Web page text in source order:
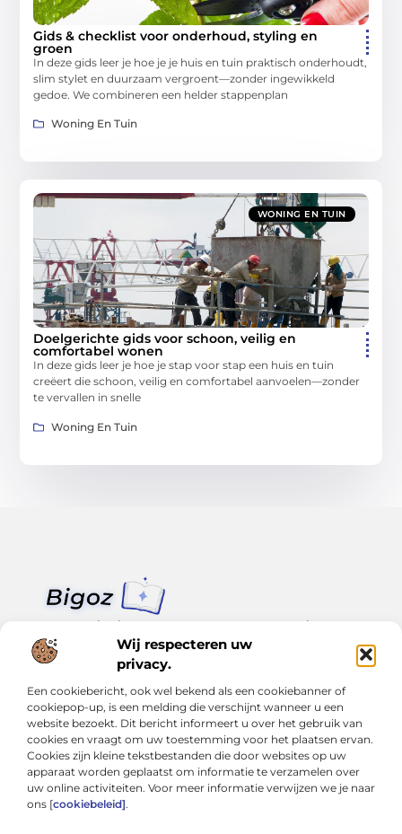
Wij respecteren uw
privacy.
Een cookiebericht, ook wel bekend als een cookiebanner of
cookiepop-up, is een melding die verschijnt wanneer u een
website bezoekt. Dit bericht informeert u over het gebruik van
cookies en vraagt om uw toestemming voor het plaatsen ervan.
Cookies zijn kleine tekstbestanden die door websites op uw
apparaat worden geplaatst om informatie te verzamelen over
uw online activiteiten. Voor meer informatie verwijzen we je naar
ons [cookiebeleid].
Gids & checklist voor onderhoud, styling en
groen
In deze gids leer je hoe je je huis en tuin praktisch onderhoudt,
slim stylet en duurzaam vergroent—zonder ingewikkeld
gedoe. We combineren een helder stappenplan
Woning En Tuin
WONING EN TUIN
Doelgerichte gids voor schoon, veilig en
comfortabel wonen
In deze gids leer je hoe je stap voor stap een huis en tuin
creëert die schoon, veilig en comfortabel aanvoelen—zonder
te vervallen in snelle
Woning En Tuin
Van klein nieuws tot grote trends – alles op Bigoz.nl.
Lees inspirerende blogs en artikelen over het dagelijks leven,
actualiteit en meer.
Bericht categorie
Onze informatie